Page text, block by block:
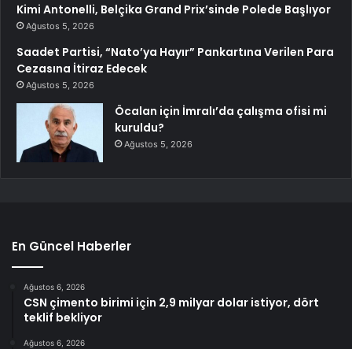
Kimi Antonelli, Belçika Grand Prix’sinde Polede Başlıyor
Ağustos 5, 2026
Saadet Partisi, “Nato’ya Hayır” Pankartına Verilen Para
Cezasına İtiraz Edecek
Ağustos 5, 2026
Öcalan için İmralı’da çalışma ofisi mi
kuruldu?
Ağustos 5, 2026
En Güncel Haberler
Ağustos 6, 2026
CSN çimento birimi için 2,9 milyar dolar istiyor, dört
teklif bekliyor
Ağustos 6, 2026